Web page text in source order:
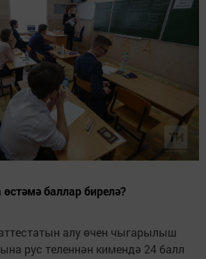
баллар бирелә?
алу өчен чыгарылыш
рус теленнән кимендә 24 балл